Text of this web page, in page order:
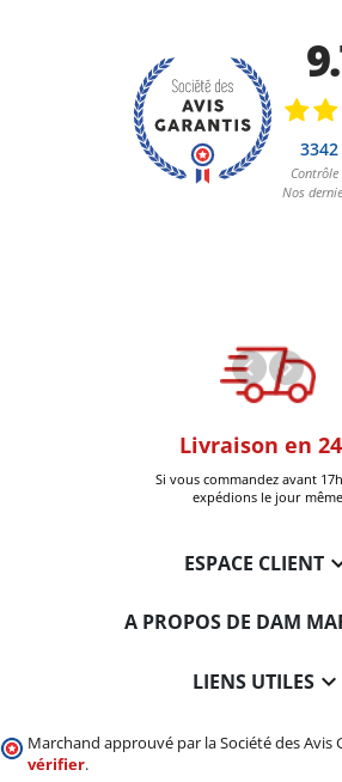
Livraison en
Si vous commandez avant
expédions le jour même
ESPACE CLIENT
A PROPOS DE DAM
LIENS UTILES 
Marchand approuvé par la Société des Avis
vérifier.